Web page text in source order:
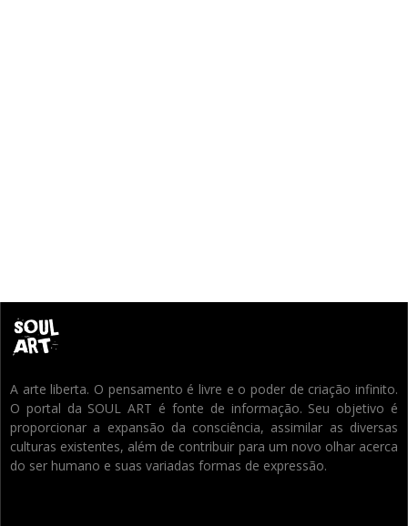
A arte liberta. O pensamento é livre e o poder de criação infinito.
O portal da SOUL ART é fonte de informação. Seu objetivo é
proporcionar a expansão da consciência, assimilar as diversas
culturas existentes, além de contribuir para um novo olhar acerca
do ser humano e suas variadas formas de expressão.